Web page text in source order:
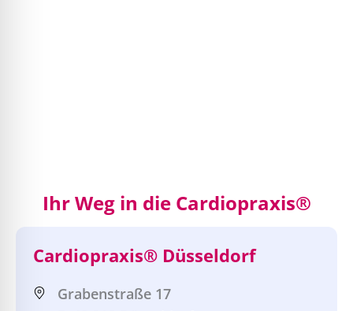
Ihr Weg in die Cardiopraxis®
Cardiopraxis® Düsseldorf
Grabenstraße 17